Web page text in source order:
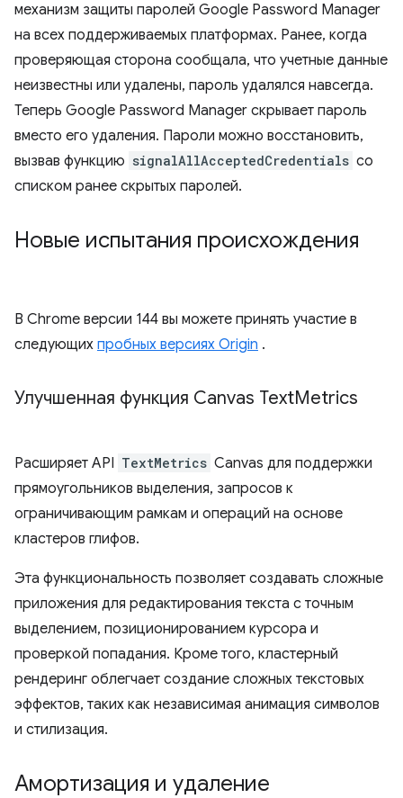
механизм защиты паролей Google Password Manager
на всех поддерживаемых платформах. Ранее, когда
проверяющая сторона сообщала, что учетные данные
неизвестны или удалены, пароль удалялся навсегда.
Теперь Google Password Manager скрывает пароль
вместо его удаления. Пароли можно восстановить,
вызвав функцию signalAllAcceptedCredentials со
списком ранее скрытых паролей.
Новые испытания происхождения
В Chrome версии 144 вы можете принять участие в
следующих пробных версиях Origin .
Улучшенная функция Canvas TextMetrics
Расширяет API TextMetrics Canvas для поддержки
прямоугольников выделения, запросов к
ограничивающим рамкам и операций на основе
кластеров глифов.
Эта функциональность позволяет создавать сложные
приложения для редактирования текста с точным
выделением, позиционированием курсора и
проверкой попадания. Кроме того, кластерный
рендеринг облегчает создание сложных текстовых
эффектов, таких как независимая анимация символов
и стилизация.
Амортизация и удаление